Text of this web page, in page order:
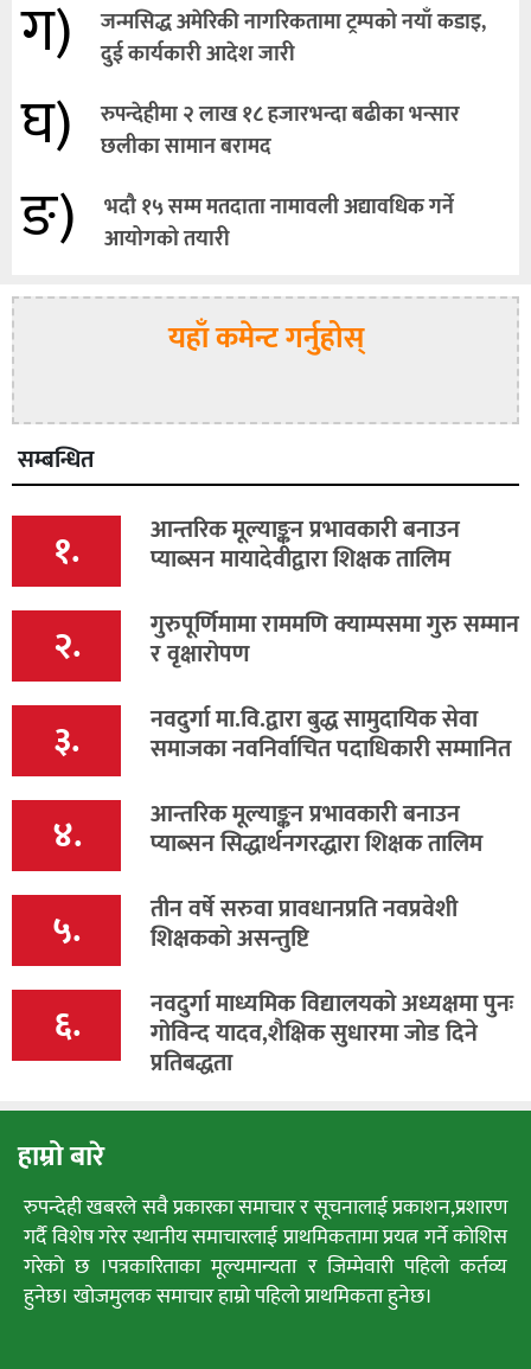
ग)
जन्मसिद्ध अमेरिकी नागरिकतामा ट्रम्पको नयाँ कडाइ,
दुई कार्यकारी आदेश जारी
घ)
रुपन्देहीमा २ लाख १८ हजारभन्दा बढीका भन्सार
छलीका सामान बरामद
ङ)
भदौ १५ सम्म मतदाता नामावली अद्यावधिक गर्ने
आयोगको तयारी
यहाँ कमेन्ट गर्नुहोस्
सम्बन्धित
१. आन्तरिक मूल्याङ्कन प्रभावकारी बनाउन
प्याब्सन मायादेवीद्वारा शिक्षक तालिम
२. गुरुपूर्णिमामा राममणि क्याम्पसमा गुरु सम्मान
र वृक्षारोपण
३. नवदुर्गा मा.वि.द्वारा बुद्ध सामुदायिक सेवा
समाजका नवनिर्वाचित पदाधिकारी सम्मानित
४. आन्तरिक मूल्याङ्कन प्रभावकारी बनाउन
प्याब्सन सिद्धार्थनगरद्धारा शिक्षक तालिम
५. तीन वर्षे सरुवा प्रावधानप्रति नवप्रवेशी
शिक्षकको असन्तुष्टि
६. नवदुर्गा माध्यमिक विद्यालयको अध्यक्षमा पुनः
गोविन्द यादव,शैक्षिक सुधारमा जोड दिने
प्रतिबद्धता
हाम्रो बारे
रुपन्देही खबरले सवै प्रकारका समाचार र सूचनालाई प्रकाशन,प्रशारण
गर्दै विशेष गरेर स्थानीय समाचारलाई प्राथमिकतामा प्रयत्न गर्ने कोशिस
गरेको छ ।पत्रकारिताका मूल्यमान्यता र जिम्मेवारी पहिलो कर्तव्य
हुनेछ। खोजमुलक समाचार हाम्रो पहिलो प्राथमिकता हुनेछ।